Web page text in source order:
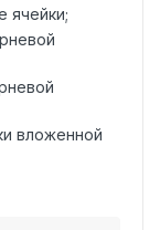
ячейки;
вложенной